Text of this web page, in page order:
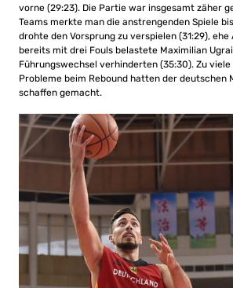
vorne (29:23). Die Partie war insgesamt zäher
Teams merkte man die anstrengenden Spiele
drohte den Vorsprung zu verspielen (31:29), ehe
bereits mit drei Fouls belastete Maximilian
Führungswechsel verhinderten (35:30). Zu
Probleme beim Rebound hatten der deutschen
schaffen gemacht.